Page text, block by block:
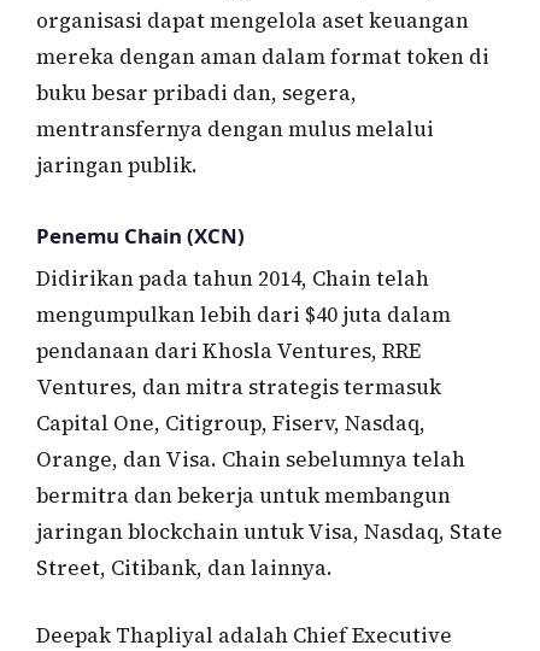
organisasi dapat mengelola aset keuangan
mereka dengan aman dalam format token di
buku besar pribadi dan, segera,
mentransfernya dengan mulus melalui
jaringan publik.
Penemu Chain (XCN)
Didirikan pada tahun 2014, Chain telah
mengumpulkan lebih dari $40 juta dalam
pendanaan dari Khosla Ventures, RRE
Ventures, dan mitra strategis termasuk
Capital One, Citigroup, Fiserv, Nasdaq,
Orange, dan Visa. Chain sebelumnya telah
bermitra dan bekerja untuk membangun
jaringan blockchain untuk Visa, Nasdaq, State
Street, Citibank, dan lainnya.
Deepak Thapliyal adalah Chief Executive